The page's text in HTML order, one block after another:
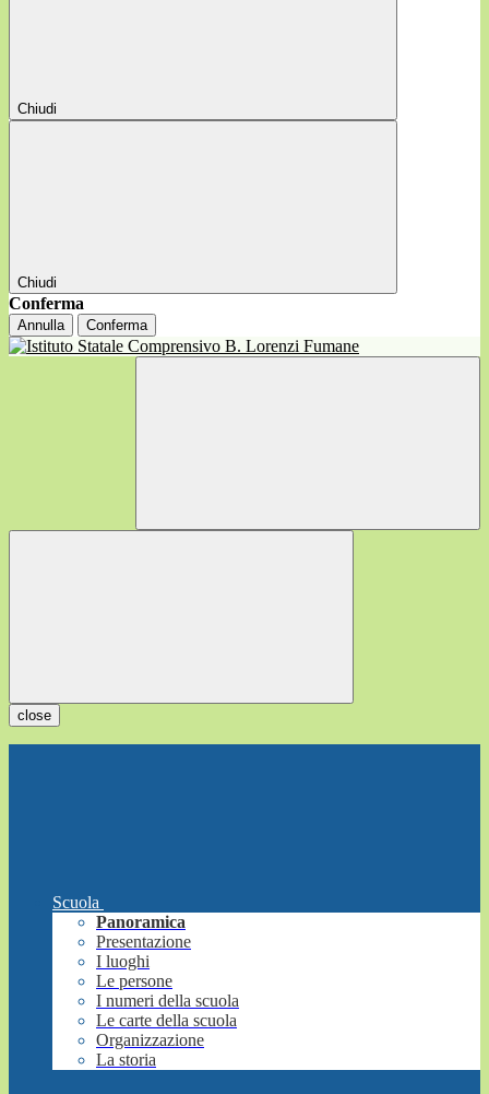
Chiudi
Chiudi
Conferma
Annulla Conferma
close
Scuola
Panoramica
Presentazione
I luoghi
Le persone
I numeri della scuola
Le carte della scuola
Organizzazione
La storia